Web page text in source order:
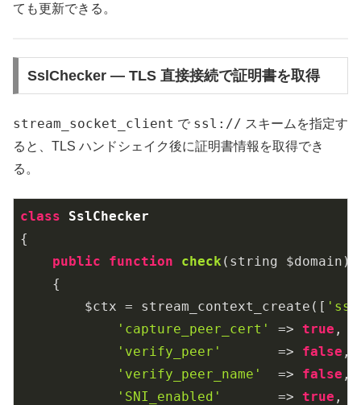
ても更新できる。
SslChecker — TLS 直接接続で証明書を取得
stream_socket_client で ssl:// スキームを指定す
ると、TLS ハンドシェイク後に証明書情報を取得でき
る。
class
SslChecker
{
public
function check (string $domain)
{
        $ctx = stream_context_create([
'capture_peer_cert'
=> true
'verify_peer'
       =>
false
'verify_peer_name'
  =>
false ,
'SNI_enabled'
       =>
true ,